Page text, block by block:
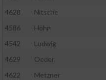
4628
Nitsche
4586
Höhn
4542
Ludwig
4629
Oeder
4622
Metzner